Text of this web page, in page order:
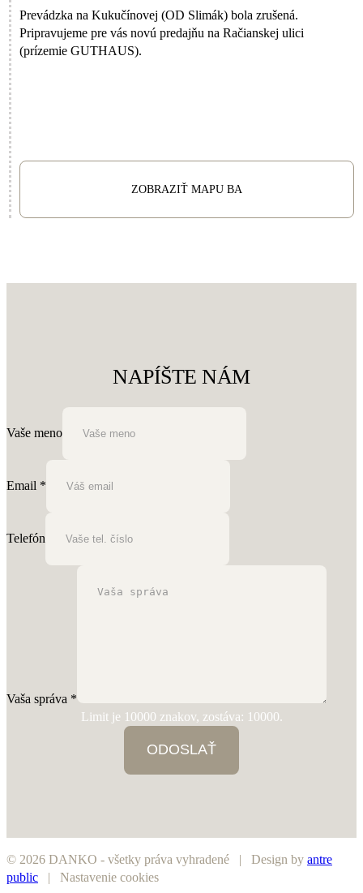
Prevádzka na Kukučínovej (OD Slimák) bola zrušená.
Pripravujeme pre vás novú predajňu na Račianskej ulici
(prízemie GUTHAUS).
ZOBRAZIŤ MAPU BA
NAPÍŠTE NÁM
Vaše meno
Email *
Telefón
Vaša správa *
Limit je 10000 znakov, zostáva: 10000.
ODOSLAŤ
© 2026 DANKO - všetky práva vyhradené | Design by antre
public | Nastavenie cookies